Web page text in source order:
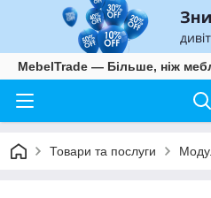
MebelTrade — Більше, ніж
Товари та послуги